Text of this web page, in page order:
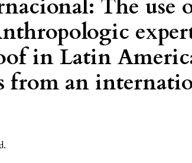
The use
in Latin
from an